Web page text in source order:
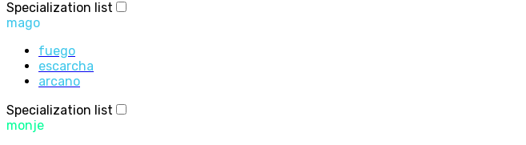
Specialization list
mago
fuego
escarcha
arcano
Specialization list
monje